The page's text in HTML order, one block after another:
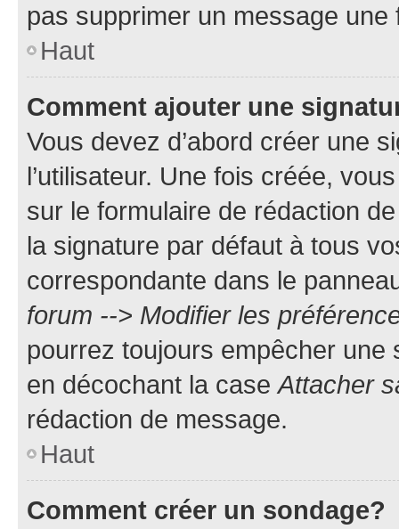
pas supprimer un message une
Haut
Comment ajouter une
Vous devez d’abord créer une
l’utilisateur. Une fois créée,
sur le formulaire de rédaction
la signature par défaut à tous
correspondante dans le
forum --> Modifier les
pourrez toujours empêcher une
en décochant la caseAttacher
rédaction de message.
Haut
Comment créer un sondage?